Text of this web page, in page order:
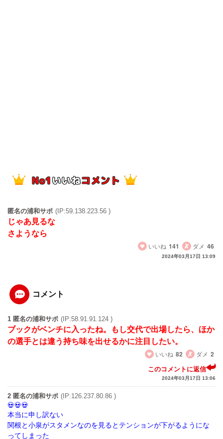
匿名の浦和サポ (IP:59.138.223.56 )
じゃあ見るな
さようなら
いいね 141 ダメ 46
2024年03月17日 13:09
コメント
1 匿名の浦和サポ (IP:58.91.91.124 )
ブックがベンチに入ったね。もし交代で出場したら、ほか
の選手とは違う持ち味を出せるかに注目したい。
いいね 82 ダメ 2
このコメントに返信
2024年03月17日 13:06
2 匿名の浦和サポ (IP:126.237.80.86 )
本当に申し訳ない
関根と小泉がスタメンなのを見るとテンションが下がるようにな
ってしまった